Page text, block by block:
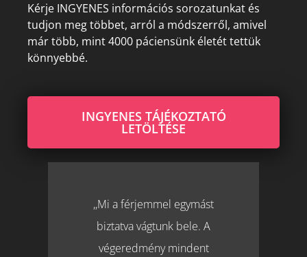
Kérje INGYENES információs sorozatunkat és
tudjon meg többet, arról a módszerről, amivel
már több, mint 4000 páciensünk életét tettük
könnyebbé.
INGYENES TÁJÉKOZTATÓ
LETÖLTÉSE
,,Mi a férjemmel egymást
biztatva vágtunk bele. A
végeredmény mindent